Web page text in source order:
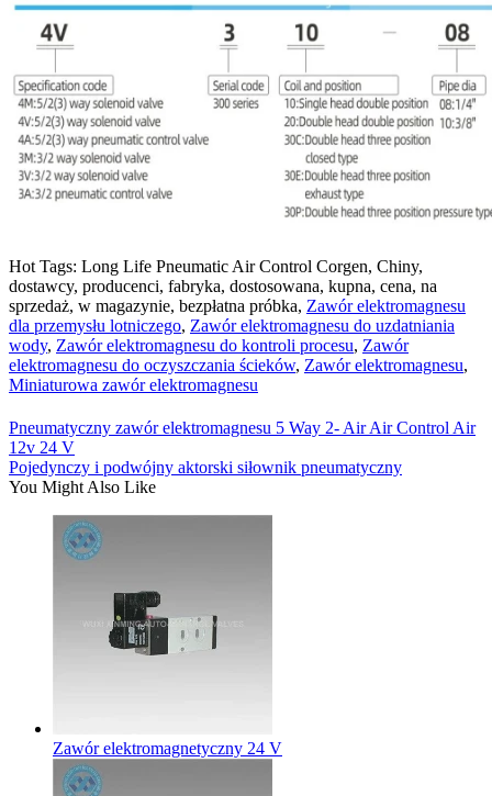
Hot Tags: Long Life Pneumatic Air Control Corgen, Chiny,
dostawcy, producenci, fabryka, dostosowana, kupna, cena, na
sprzedaż, w magazynie, bezpłatna próbka, Zawór elektromagnesu
dla przemysłu lotniczego, Zawór elektromagnesu do uzdatniania
wody, Zawór elektromagnesu do kontroli procesu, Zawór
elektromagnesu do oczyszczania ścieków, Zawór elektromagnesu,
Miniaturowa zawór elektromagnesu
Pneumatyczny zawór elektromagnesu 5 Way 2- Air Air Control Air
12v 24 V
Pojedynczy i podwójny aktorski siłownik pneumatyczny
You Might Also Like
Zawór elektromagnetyczny 24 V